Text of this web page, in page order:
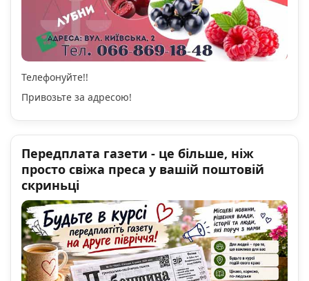
Телефонуйте!!
Привозьте за адресою!
Передплата газети - це більше, ніж
просто свіжа преса у вашій поштовій
скриньці